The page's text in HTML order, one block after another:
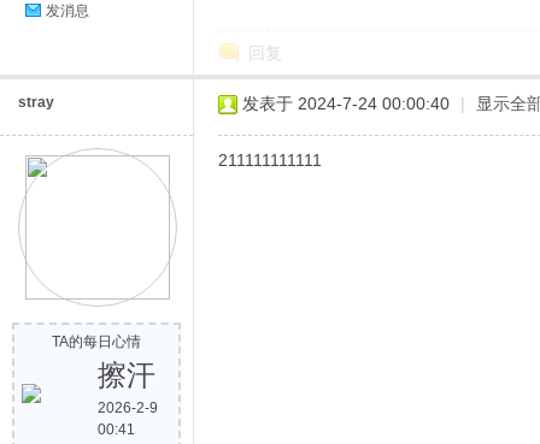
发消息
回复
stray
TA的每日心情
擦汗
2026-2-9
00:41
发表于 2024-7-24 00:00:40 | 显示全
211111111111